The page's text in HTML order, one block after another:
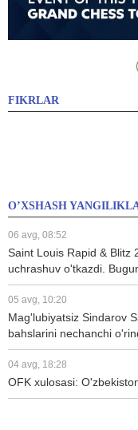
FIKRLAR
O’XSHASH
06 avg, 08:52
Saint Louis Rapid & Blitz
uchrashuv o'tkazdi.
05 avg, 10:20
Mag'lubiyatsiz Sindarov
bahslarini nechanchi
04 avg, 18:28
OFK xulosasi: